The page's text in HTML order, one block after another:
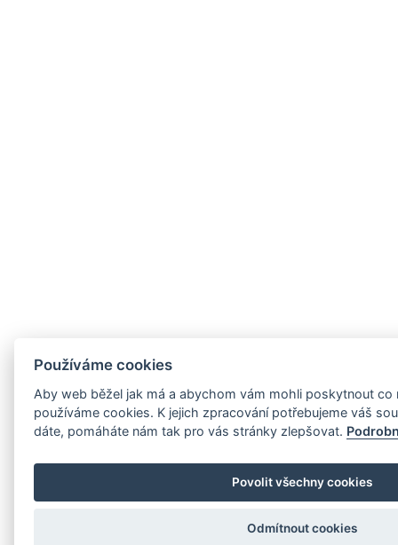
Používáme cookies
Aby web běžel jak má a abychom vám mohli poskytnout co
používáme cookies. K jejich zpracování potřebujeme váš
dáte, pomáháte nám tak pro vás stránky zlepšovat.
Povolit všechny cookies
Odmítnout cookies